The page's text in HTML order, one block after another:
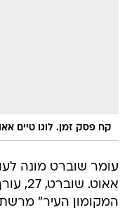
קח פסק זמן. לוגו טיים
עומר שוברט מונה
אאוט.
המקומון העיר"